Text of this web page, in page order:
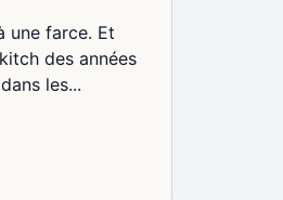
une farce. Et
des années
les...